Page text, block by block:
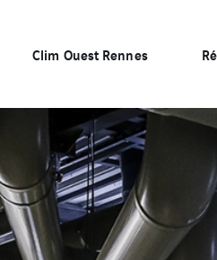
Clim Ouest Rennes